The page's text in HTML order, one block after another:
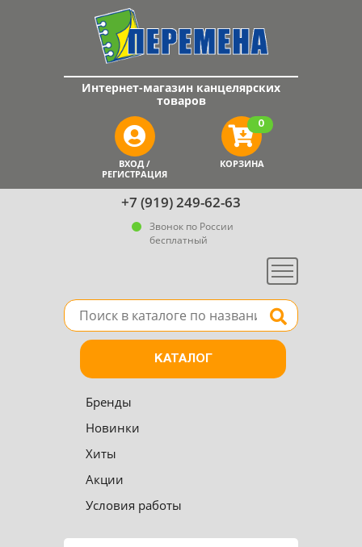
+7 (919) 249-62-63
Звонок по России
бесплатный
Меню
Интернет-магазин канцелярских
товаров
ВХОД /
РЕГИСТРАЦИЯ
КОРЗИНА
0
Поле для поиска товара в каталоге Найти
КАТАЛОГ
Бренды
Новинки
Хиты
Акции
Условия работы